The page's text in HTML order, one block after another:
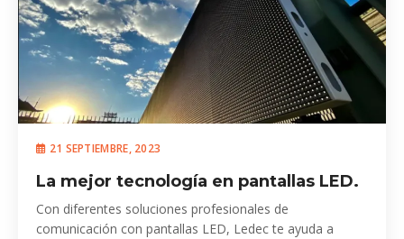
21 SEPTIEMBRE, 2023
La mejor tecnología en pantallas LED.
Con diferentes soluciones profesionales de
comunicación con pantallas LED, Ledec te ayuda a